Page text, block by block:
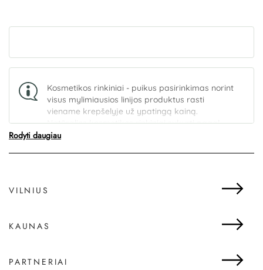
Kosmetikos rinkiniai - puikus pasirinkimas norint
visus mylimiausios linijos produktus rasti
viename krepšelyje už ypatingą kainą.
Natūralios kosmetikos rinkiniai sukurti pagal
poveikį, todėl idealiai tiks pasirinktam odos ar
Rodyti daugiau
VILNIUS
KAUNAS
PARTNERIAI